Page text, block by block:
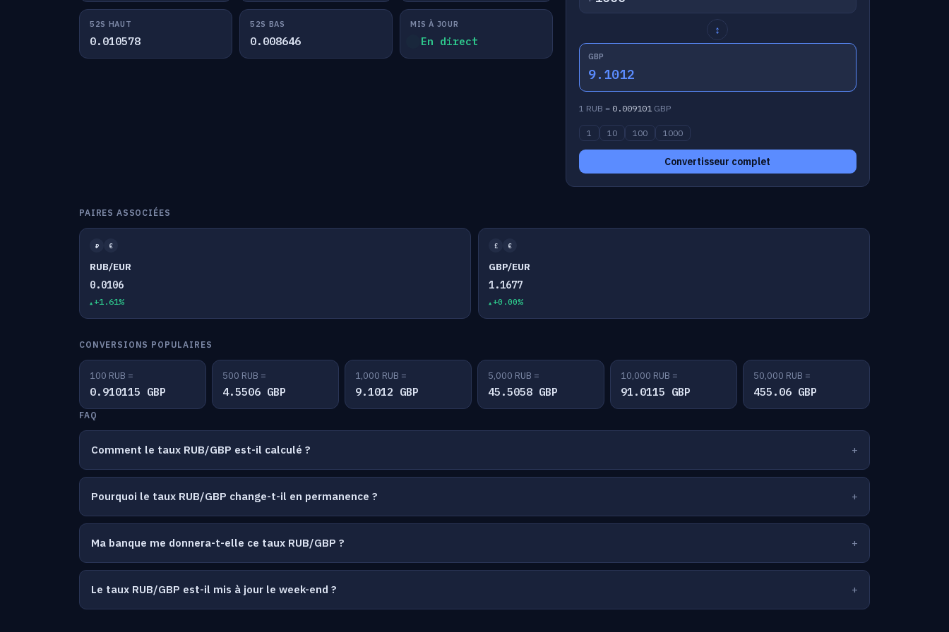
52S HAUT
0.010578
52S BAS
0.008646
MIS À JOUR
En direct
↕
GBP
9.1012
1 RUB = 0.009101GBP
1 10 100 1000
Convertisseur complet
PAIRES ASSOCIÉES
₽ €
RUB/EUR
0.0106
+1.61%
£ €
GBP/EUR
1.1677
+0.00%
CONVERSIONS POPULAIRES
100 RUB =
0.910115 GBP
500 RUB =
4.5506 GBP
1,000 RUB =
9.1012 GBP
5,000 RUB =
45.5058 GBP
10,000 RUB =
91.0115 GBP
50,000 RUB =
455.06 GBP
FAQ
Comment le taux RUB/GBP est-il calculé ?
Pourquoi le taux RUB/GBP change-t-il en permanence ?
Ma banque me donnera-t-elle ce taux RUB/GBP ?
Le taux RUB/GBP est-il mis à jour le week-end ?